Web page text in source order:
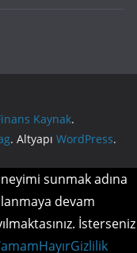
Kaynak.
. Altyapı WordPress.
sunmak adına
devam
İsterseniz
HayırGizlilik